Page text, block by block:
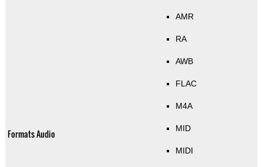
Formats Audio
AMR
RA
AWB
FLAC
M4A
MID
MIDI